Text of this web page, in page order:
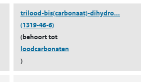
trilood-bis(carbonaat)-dihydro...
(1319-46-6)
(behoort tot
loodcarbonaten
)